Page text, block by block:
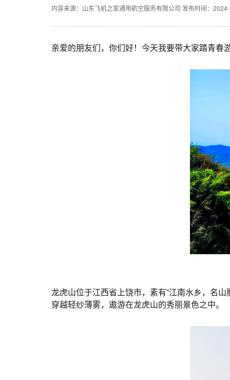
内容来源：山东飞机之家通用航空服务有限公司 发布时间：
亲爱的朋友们，你们好！今天我要带大家踏青春
龙虎山位于江西省上饶市，素有“江南水乡，名
穿越轻纱薄雾，遨游在龙虎山的秀丽景色之中。